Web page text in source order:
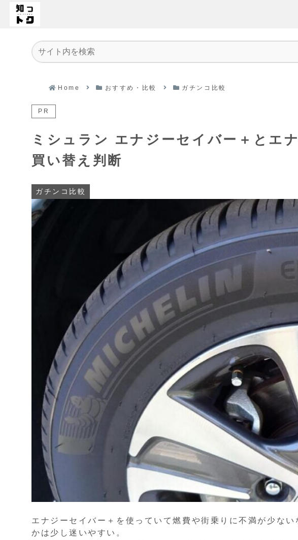
Home おすすめ・比較 ガチンコ比較
PR
ミシュラン エナジーセイバー＋とエ
買い替え判断
ガチンコ比較
エナジーセイバー＋を使っていて燃費や街乗りに不満が少な
かは少し迷いやすい。